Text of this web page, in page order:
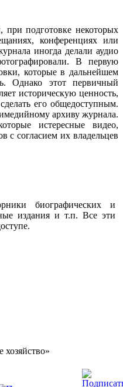
подготовке некоторых
конференциях или
иногда делали аудио
В первую
которые в дальнейшем
Однако этот первичный
историческую ценность,
его общедоступным.
архиву журнала.
истересные видео,
с согласием их владельцев
биографических и
издания и т.п. Все эти